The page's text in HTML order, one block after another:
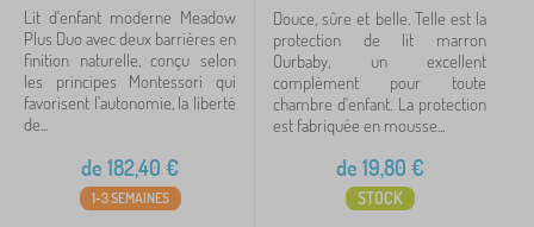
Lit d'enfant moderne Meadow
Plus Duo avec deux barrières en
finition naturelle, conçu selon
les principes Montessori qui
favorisent l'autonomie, la liberté
de...
de 182,40 €
1-3 SEMAINES
Douce, sûre et belle. Telle est la
protection de lit marron
Ourbaby, un excellent
complément pour toute
chambre d'enfant. La protection
est fabriquée en mousse...
de 19,80 €
STOCK